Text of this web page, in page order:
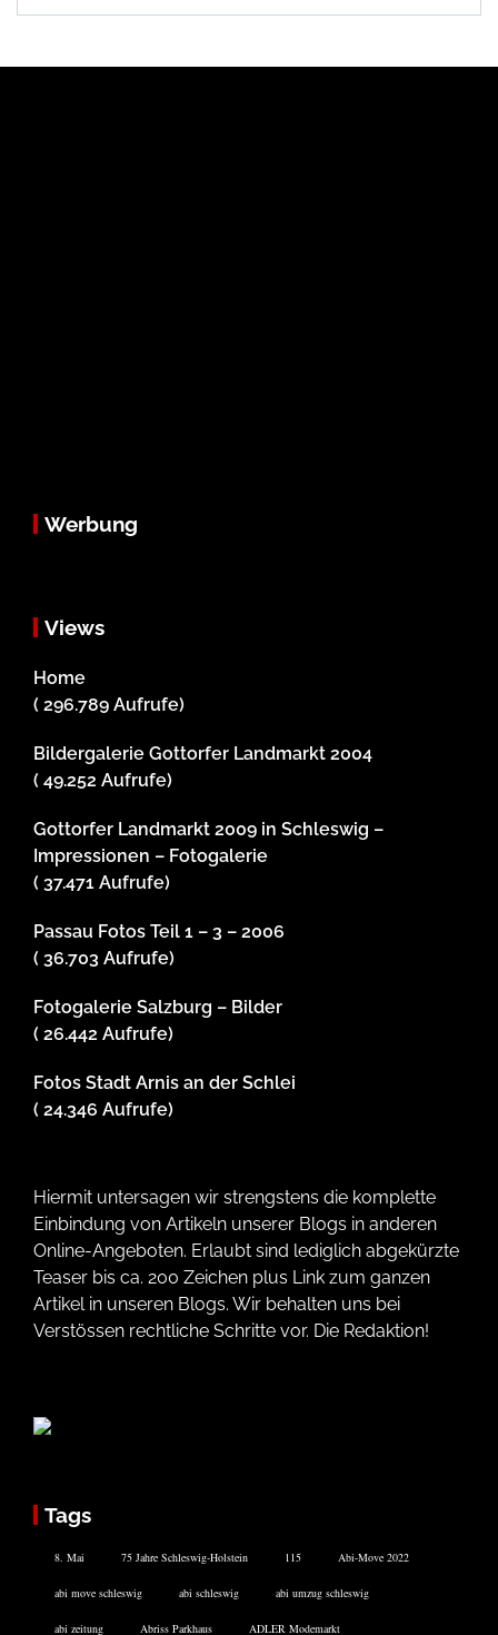
Werbung
Views
Home
( 296.789 Aufrufe)
Bildergalerie Gottorfer Landmarkt 2004
( 49.252 Aufrufe)
Gottorfer Landmarkt 2009 in Schleswig –
Impressionen – Fotogalerie
( 37.471 Aufrufe)
Passau Fotos Teil 1 – 3 – 2006
( 36.703 Aufrufe)
Fotogalerie Salzburg – Bilder
( 26.442 Aufrufe)
Fotos Stadt Arnis an der Schlei
( 24.346 Aufrufe)
Hiermit untersagen wir strengstens die komplette
Einbindung von Artikeln unserer Blogs in anderen
Online-Angeboten. Erlaubt sind lediglich abgekürzte
Teaser bis ca. 200 Zeichen plus Link zum ganzen
Artikel in unseren Blogs. Wir behalten uns bei
Verstössen rechtliche Schritte vor. Die Redaktion!
Tags
8. Mai 75 Jahre Schleswig-Holstein 115 Abi-Move 2022
abi move schleswig abi schleswig abi umzug schleswig
abi zeitung Abriss Parkhaus ADLER Modemarkt